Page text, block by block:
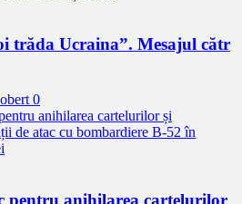
trăda Ucraina”. Mesajul cătr
0
pentru anihilarea cartelurilor